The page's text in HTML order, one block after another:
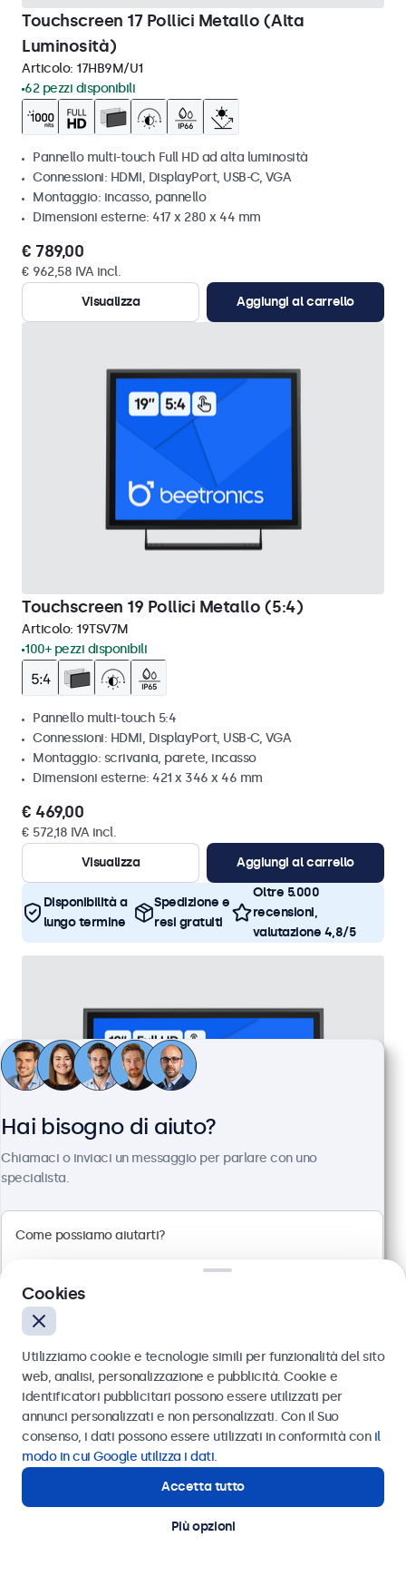
Touchscreen 17 Pollici Metallo (Alta
Luminosità)
Articolo: 17HB9M/U1
62 pezzi disponibili
Pannello multi-touch Full HD ad alta luminosità
Connessioni: HDMI, DisplayPort, USB-C, VGA
Montaggio: incasso, pannello
Dimensioni esterne: 417 x 280 x 44 mm
€ 789,00
€ 962,58 IVA incl.
Visualizza
Aggiungi al carrello
Touchscreen 19 Pollici Metallo (5:4)
Articolo: 19TSV7M
100+ pezzi disponibili
Pannello multi-touch 5:4
Connessioni: HDMI, DisplayPort, USB-C, VGA
Montaggio: scrivania, parete, incasso
Dimensioni esterne: 421 x 346 x 46 mm
€ 469,00
€ 572,18 IVA incl.
Visualizza
Aggiungi al carrello
Disponibilità a
lungo termine
Spedizione e
resi gratuiti
Oltre 5.000
recensioni,
valutazione 4,8/5
Touchscreen 19 Pollici Metallo
Pannello multi-touch Full HD
Connessioni: HDMI, DisplayPort, USB-C, VGA
Montaggio: scrivania, parete, incasso
Dimensioni esterne: 481 x 294 x 45 mm
€ 569,00
€ 694,18 IVA incl.
Aggiungi al carrello
Hai bisogno di aiuto?
Chiamaci o inviaci un messaggio per parlare con uno
specialista.
Inviare
Oppure chiamaci al
Contatta i nostri esperti
Cookies
Utilizziamo cookie e tecnologie simili per funzionalità del sito
web, analisi, personalizzazione e pubblicità. Cookie e
identificatori pubblicitari possono essere utilizzati per
annunci personalizzati e non personalizzati. Con il Suo
consenso, i dati possono essere utilizzati in conformità con il
modo in cui Google utilizza i dati.
Accetta tutto
Più opzioni